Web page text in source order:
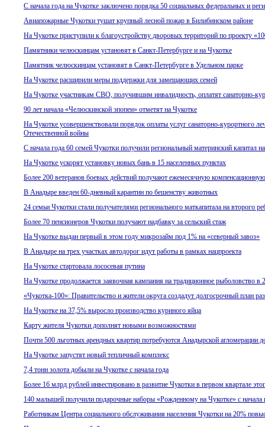
С начала года на Чукотке заключено порядка 50 социальных федеральных и
Авиапожарные Чукотки тушат крупный лесной пожар в Билибинском районе
На Чукотке приступили к благоустройству дворовых территорий по проекту
Памятники челюскинцам установят в Санкт-Петербурге и на Чукотке
Памятник челюскинцам установят в Санкт-Петербурге в Удельном парке
На Чукотке расширили меры поддержки для замещающих семей
На Чукотке участникам СВО, получившим инвалидность, оплатят санаторно-
90 лет начала «Челюскинской эпопеи» отметят на Чукотке
На Чукотке усовершенствовали порядок оплаты услуг санаторно-курортного
Отечественной войны
С начала года 60 семей Чукотки получили региональный материнский капитал на
На Чукотке ускорят установку новых бань в 15 населенных пунктах
Более 200 ветеранов боевых действий получают ежемесячную
В Анадыре введен 60-дневный карантин по бешенству животных
24 семьи Чукотки стали получателями регионального маткапитала на второго
Более 70 пенсионеров Чукотки получают надбавку за сельский стаж
На Чукотке выдан первый в этом году микрозайм под 1% на «северный завоз»
В Анадыре на трех участках автодорог идут работы в рамках нацпроекта
На Чукотке стартовала лососевая путина
На Чукотке продолжается заявочная кампания на традиционное рыболовство в
«Чукотка-100»: Правительство и жители округа создадут долгосрочный план
На Чукотке на 37,5% выросло производство куриного яйца
Карту жителя Чукотки дополнят новыми возможностями
Почти 500 льготных арендных квартир потребуются Анадырской агломерации
На Чукотке запустят новый тепличный комплекс
7,4 тонн золота добыли на Чукотке с начала года
Более 16 млрд рублей инвестировано в развитие Чукотки в первом квартале
140 малышей получили подарочные наборы «Рожденному на Чукотке» с начала
Работникам Центра социального обслуживания населения Чукотки на 20%